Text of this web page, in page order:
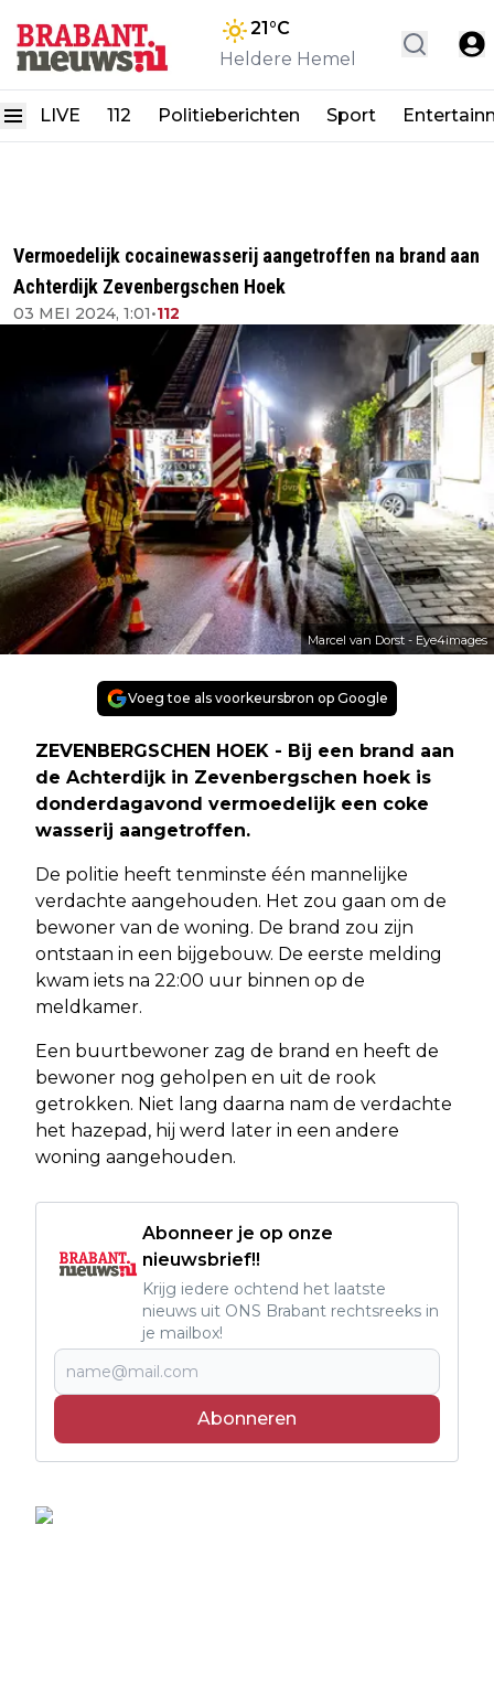
21 °C
Heldere Hemel
LIVE 112 Politieberichten Sport
Vermoedelijk cocainewasserij aangetroffen na brand aan
Achterdijk Zevenbergschen Hoek
03 MEI 2024, 1:01•112
Marcel van Dorst - Eye4images
Voeg toe als voorkeursbron op Google
ZEVENBERGSCHEN HOEK - Bij een brand aan
de Achterdijk in Zevenbergschen hoek is
donderdagavond vermoedelijk een coke
wasserij aangetroffen.
De politie heeft tenminste één mannelijke
verdachte aangehouden. Het zou gaan om de
bewoner van de woning. De brand zou zijn
ontstaan in een bijgebouw. De eerste melding
kwam iets na 22:00 uur binnen op de
meldkamer.
Een buurtbewoner zag de brand en heeft de
bewoner nog geholpen en uit de rook
getrokken. Niet lang daarna nam de verdachte
het hazepad, hij werd later in een andere
woning aangehouden.
Abonneer je op onze
nieuwsbrief!!
Krijg iedere ochtend het laatste
nieuws uit ONS Brabant rechtsreeks in
je mailbox!
Abonneren